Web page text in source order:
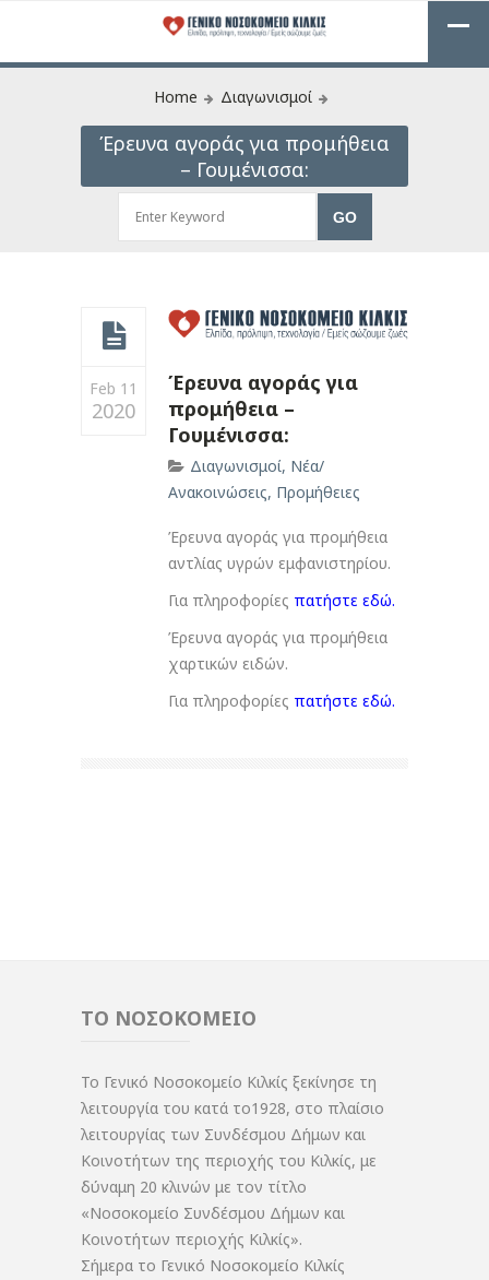
Home Διαγωνισμοί
Έρευνα αγοράς για προμήθεια
– Γουμένισσα:
Feb 11
2020
Έρευνα αγοράς για
προμήθεια –
Γουμένισσα:
Διαγωνισμοί, Νέα/
Ανακοινώσεις, Προμήθειες
Έρευνα αγοράς για προμήθεια
αντλίας υγρών εμφανιστηρίου.
Για πληροφορίες πατήστε εδώ.
Έρευνα αγοράς για προμήθεια
χαρτικών ειδών.
Για πληροφορίες πατήστε εδώ.
ΤΟ ΝΟΣΟΚΟΜΕΙΟ
Το Γενικό Νοσοκομείο Κιλκίς ξεκίνησε τη
λειτουργία του κατά το1928, στο πλαίσιο
λειτουργίας των Συνδέσμου Δήμων και
Κοινοτήτων της περιοχής του Κιλκίς, με
δύναμη 20 κλινών με τον τίτλο
«Νοσοκομείο Συνδέσμου Δήμων και
Κοινοτήτων περιοχής Κιλκίς».
Σήμερα το Γενικό Νοσοκομείο Κιλκίς